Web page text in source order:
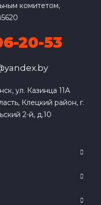
комитетом,
20-53
ул. Казинца 11А
Клецкий район, г.
2-й, д.10